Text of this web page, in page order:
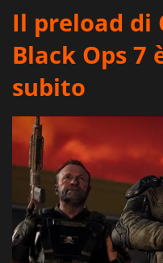
SOFTWARE
REWARDS
ACCEDI O REGISTRATI
Il preload di
Black Ops 7
subito